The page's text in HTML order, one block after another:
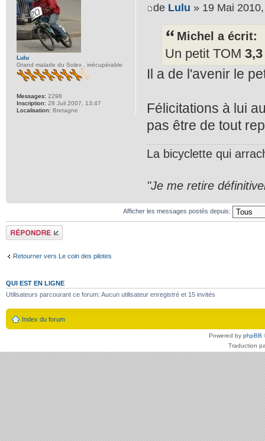
de Lulu » 19 Mai
Michel a écrit:
Un petit TOM
Il a de l'avenir le
Félicitations à lui
pas être de tout
La bicyclette qui
"Je me retire
Lulu
Grand malade du Solex , irrécupérable
Messages: 2298
Inscription: 28 Juil 2007, 13:47
Localisation: Bretagne
Afficher les messages postés depuis:
Répondre
Retourner vers Le coin des pilotes
QUI EST EN LIGNE
Utilisateurs parcourant ce forum: Aucun utilisateur enregistré et 15 invités
Index du forum
Powered by phpBB
Traduction